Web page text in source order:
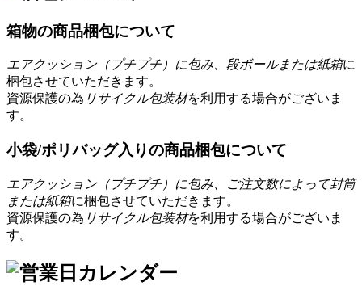
箱物の商品梱包について
エアクッション（プチプチ）に包み、段ボールまたは紙箱に
梱包させていただきます。
資源保護の為 リサイクル包装材を利用する場合がございま
す。
小袋/ポリバッグ入りの商品梱包について
エアクッション（プチプチ）に包み、ご注文数によって封筒
または紙箱に梱包させていただきます。
資源保護の為 リサイクル包装材を利用する場合がございま
す。